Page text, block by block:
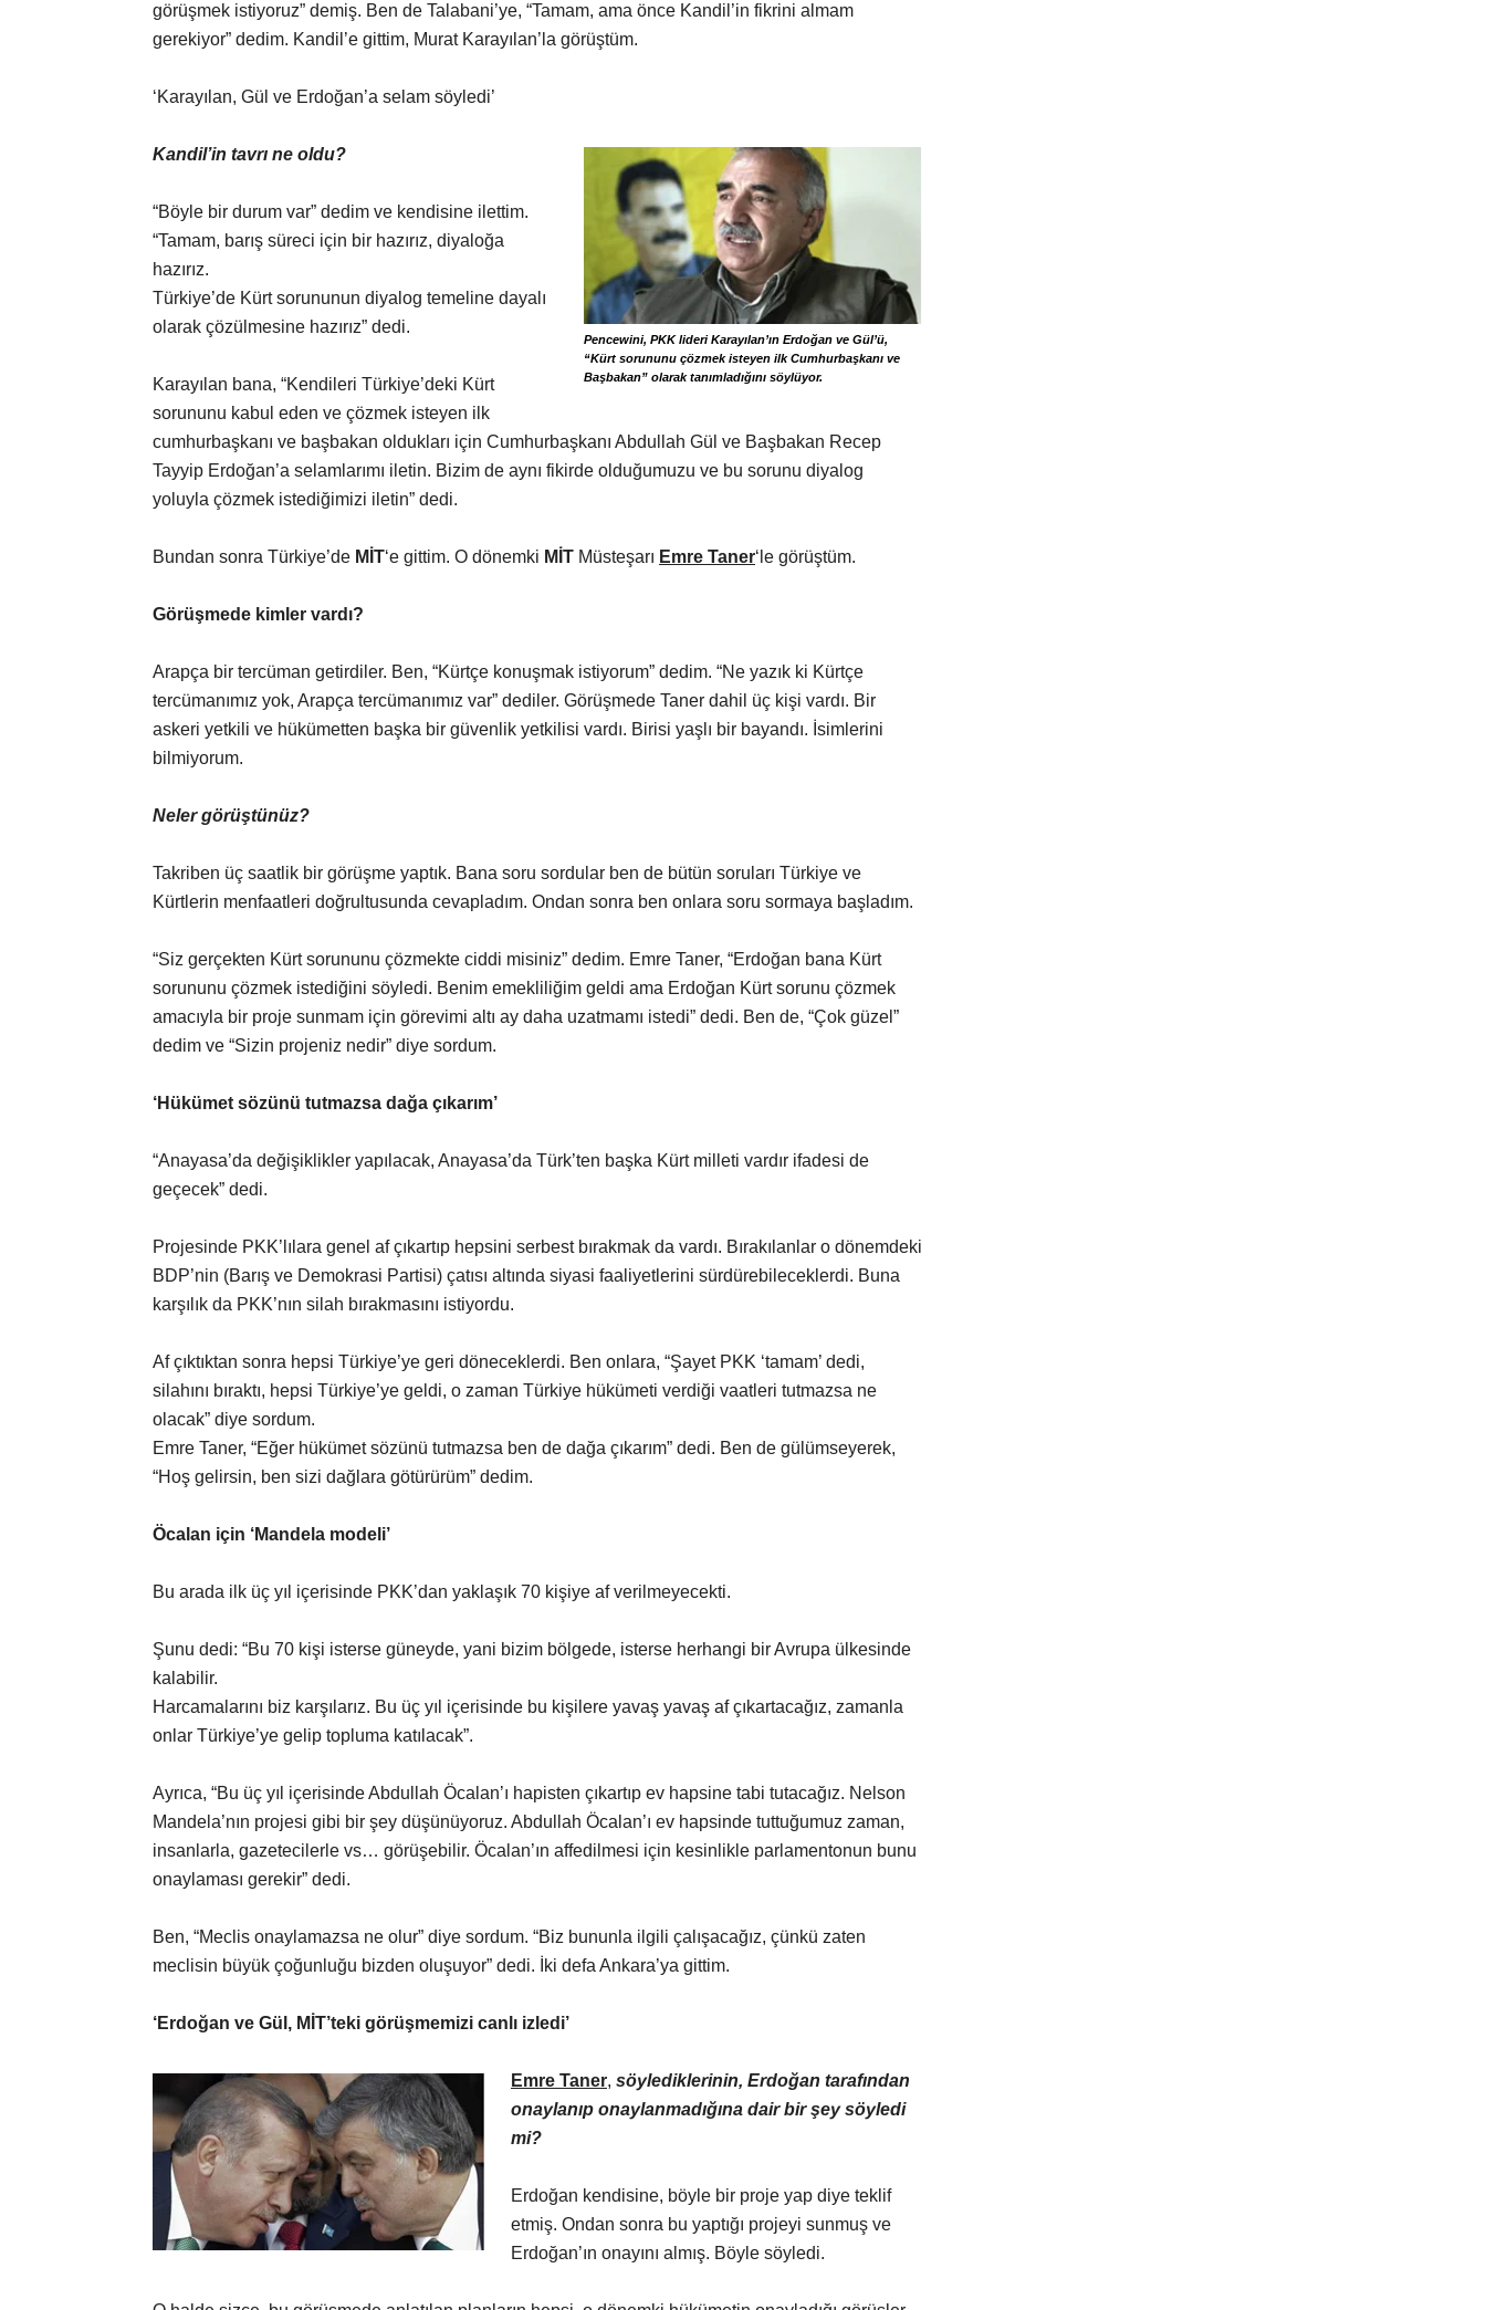
görüşmek istiyoruz” demiş. Ben de Talabani’ye, “Tamam, ama önce Kandil’in fikrini almam
gerekiyor” dedim. Kandil’e gittim, Murat Karayılan’la görüştüm.
‘Karayılan, Gül ve Erdoğan’a selam söyledi’
Pencewini, PKK lideri Karayılan’ın Erdoğan ve Gül’ü,
“Kürt sorununu çözmek isteyen ilk Cumhurbaşkanı ve
Başbakan” olarak tanımladığını söylüyor.
Kandil’in tavrı ne oldu?
“Böyle bir durum var” dedim ve kendisine ilettim.
“Tamam, barış süreci için bir hazırız, diyaloğa
hazırız.
Türkiye’de Kürt sorununun diyalog temeline dayalı
olarak çözülmesine hazırız” dedi.
Karayılan bana, “Kendileri Türkiye’deki Kürt
sorununu kabul eden ve çözmek isteyen ilk
cumhurbaşkanı ve başbakan oldukları için Cumhurbaşkanı Abdullah Gül ve Başbakan Recep
Tayyip Erdoğan’a selamlarımı iletin. Bizim de aynı fikirde olduğumuzu ve bu sorunu diyalog
yoluyla çözmek istediğimizi iletin” dedi.
Bundan sonra Türkiye’de MİT‘e gittim. O dönemki MİT Müsteşarı Emre Taner‘le görüştüm.
Görüşmede kimler vardı?
Arapça bir tercüman getirdiler. Ben, “Kürtçe konuşmak istiyorum” dedim. “Ne yazık ki Kürtçe
tercümanımız yok, Arapça tercümanımız var” dediler. Görüşmede Taner dahil üç kişi vardı. Bir
askeri yetkili ve hükümetten başka bir güvenlik yetkilisi vardı. Birisi yaşlı bir bayandı. İsimlerini
bilmiyorum.
Neler görüştünüz?
Takriben üç saatlik bir görüşme yaptık. Bana soru sordular ben de bütün soruları Türkiye ve
Kürtlerin menfaatleri doğrultusunda cevapladım. Ondan sonra ben onlara soru sormaya başladım.
“Siz gerçekten Kürt sorununu çözmekte ciddi misiniz” dedim. Emre Taner, “Erdoğan bana Kürt
sorununu çözmek istediğini söyledi. Benim emekliliğim geldi ama Erdoğan Kürt sorunu çözmek
amacıyla bir proje sunmam için görevimi altı ay daha uzatmamı istedi” dedi. Ben de, “Çok güzel”
dedim ve “Sizin projeniz nedir” diye sordum.
‘Hükümet sözünü tutmazsa dağa çıkarım’
“Anayasa’da değişiklikler yapılacak, Anayasa’da Türk’ten başka Kürt milleti vardır ifadesi de
geçecek” dedi.
Projesinde PKK’lılara genel af çıkartıp hepsini serbest bırakmak da vardı. Bırakılanlar o dönemdeki
BDP’nin (Barış ve Demokrasi Partisi) çatısı altında siyasi faaliyetlerini sürdürebileceklerdi. Buna
karşılık da PKK’nın silah bırakmasını istiyordu.
Af çıktıktan sonra hepsi Türkiye’ye geri döneceklerdi. Ben onlara, “Şayet PKK ‘tamam’ dedi,
silahını bıraktı, hepsi Türkiye’ye geldi, o zaman Türkiye hükümeti verdiği vaatleri tutmazsa ne
olacak” diye sordum.
Emre Taner, “Eğer hükümet sözünü tutmazsa ben de dağa çıkarım” dedi. Ben de gülümseyerek,
“Hoş gelirsin, ben sizi dağlara götürürüm” dedim.
Öcalan için ‘Mandela modeli’
Bu arada ilk üç yıl içerisinde PKK’dan yaklaşık 70 kişiye af verilmeyecekti.
Şunu dedi: “Bu 70 kişi isterse güneyde, yani bizim bölgede, isterse herhangi bir Avrupa ülkesinde
kalabilir.
Harcamalarını biz karşılarız. Bu üç yıl içerisinde bu kişilere yavaş yavaş af çıkartacağız, zamanla
onlar Türkiye’ye gelip topluma katılacak”.
Ayrıca, “Bu üç yıl içerisinde Abdullah Öcalan’ı hapisten çıkartıp ev hapsine tabi tutacağız. Nelson
Mandela’nın projesi gibi bir şey düşünüyoruz. Abdullah Öcalan’ı ev hapsinde tuttuğumuz zaman,
insanlarla, gazetecilerle vs… görüşebilir. Öcalan’ın affedilmesi için kesinlikle parlamentonun bunu
onaylaması gerekir” dedi.
Ben, “Meclis onaylamazsa ne olur” diye sordum. “Biz bununla ilgili çalışacağız, çünkü zaten
meclisin büyük çoğunluğu bizden oluşuyor” dedi. İki defa Ankara’ya gittim.
‘Erdoğan ve Gül, MİT’teki görüşmemizi canlı izledi’
Emre Taner, söylediklerinin, Erdoğan tarafından
onaylanıp onaylanmadığına dair bir şey söyledi
mi?
Erdoğan kendisine, böyle bir proje yap diye teklif
etmiş. Ondan sonra bu yaptığı projeyi sunmuş ve
Erdoğan’ın onayını almış. Böyle söyledi.